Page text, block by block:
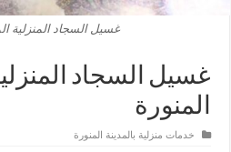
غسيل السجاد المنزلية
غسيل السجاد
المنورة
خدمات منزلية بالمدينة المنورة